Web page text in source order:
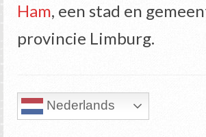
Ham, een stad en
provincie Limburg.
Nederlands